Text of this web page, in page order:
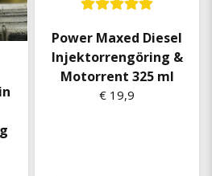
Power Maxed Diesel
Injektorrengöring &
Motorrent 325 ml
€ 19,9